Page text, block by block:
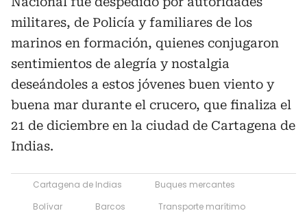
militares, de Policía y familiares de los
marinos en formación, quienes conjugaron
sentimientos de alegría y nostalgia
deseándoles a estos jóvenes buen viento y
buena mar durante el crucero, que finaliza el
21 de diciembre en la ciudad de Cartagena de
Indias.
Cartagena de Indias
Buques mercantes
Bolívar
Barcos
Transporte marítimo